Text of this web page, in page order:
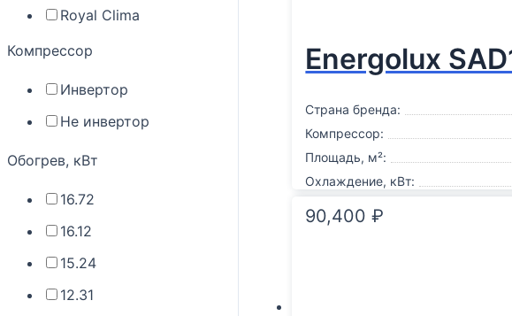
Royal Clima
Компрессор
Инвертор
Не инвертор
Обогрев, кВт
16.72
16.12
15.24
12.31
Energolux
Страна бренда:
Компрессор:
Площадь, м²:
Охлаждение, кВт:
90,400₽